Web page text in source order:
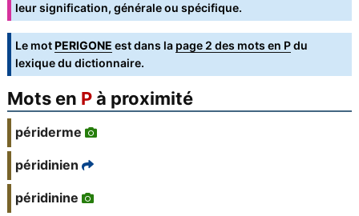
leur signification, générale ou spécifique.
Le motPERIGONE est dans la page 2 des mots en Pdu
lexique du dictionnaire.
Mots en Pà proximité
périderme
péridinien
péridinine